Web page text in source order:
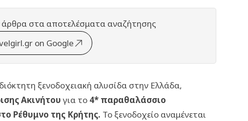
στα αποτελέσματα αναζήτησης
on Google
ξενοδοχειακή αλυσίδα στην Ελλάδα,
Ακινήτου για το 4* παραθαλάσσιο
Ρέθυμνο της Κρήτης. Το ξενοδοχείο αναμένεται